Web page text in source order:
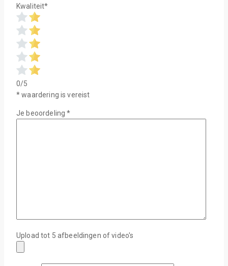
Kwaliteit*
0/5
* waardering is vereist
Je beoordeling*
Upload tot 5 afbeeldingen of video's